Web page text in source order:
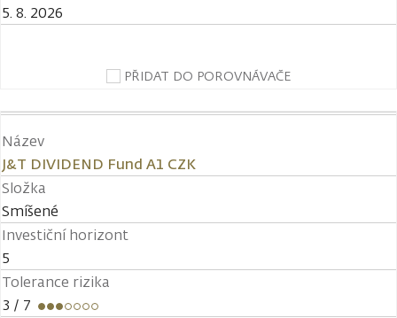
5. 8. 2026
PŘIDAT DO POROVNÁVAČE
Název
J&T DIVIDEND Fund A1 CZK
Složka
Smíšené
Investiční horizont
5
Tolerance rizika
3 / 7